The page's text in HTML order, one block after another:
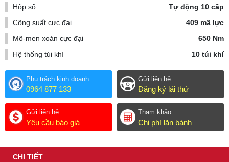
Hộp số
Tự động 10 cấp
Công suất cực đại
409 mã lực
Mô-men xoán cực đại
650 Nm
Hệ thống túi khí
10 túi khí
Phụ trách kinh doanh
0964 877 133
Gửi liên hệ
Yêu cầu báo giá
Gửi liên hệ
Đăng ký lái thử
Tham khảo
Chi phí lăn bánh
CHI TIẾT